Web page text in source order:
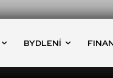
BYDLENÍ